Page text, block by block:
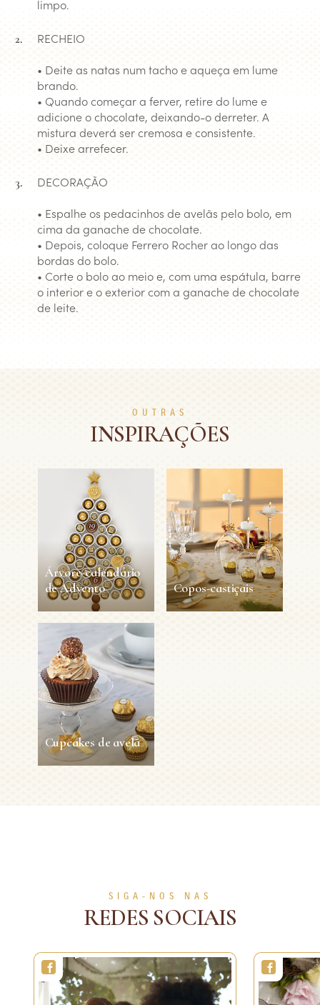
limpo.
RECHEIO
• Deite as natas num tacho e aqueça em lume
brando.
• Quando começar a ferver, retire do lume e
adicione o chocolate, deixando-o derreter. A
mistura deverá ser cremosa e consistente.
• Deixe arrefecer.
DECORAÇÃO
• Espalhe os pedacinhos de avelãs pelo bolo, em
cima da ganache de chocolate.
• Depois, coloque Ferrero Rocher ao longo das
bordas do bolo.
• Corte o bolo ao meio e, com uma espátula, barre
o interior e o exterior com a ganache de chocolate
de leite.
OUTRAS
INSPIRAÇÕES
Árvore-calendário
de Advento
Árvore-calendário
de Advento
30min 1 person
VER MAIS
Copos-castiçais
Cupcakes de avelã
SIGA-NOS NAS
REDES SOCIAIS